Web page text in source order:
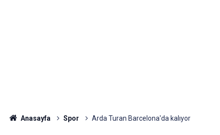
Anasayfa Spor Arda Turan Barcelona'da kalıyor